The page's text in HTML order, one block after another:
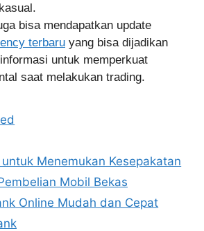
bisa mendapatkan update
terbaru yang bisa dijadikan
untuk memperkuat
saat melakukan trading.
Menemukan Kesepakatan
Mobil Bekas
Online Mudah dan Cepat